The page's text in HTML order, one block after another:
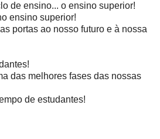
de ensino... o ensino superior!
ensino superior!
portas ao nosso futuro e à nossa
das melhores fases das nossas
de estudantes!